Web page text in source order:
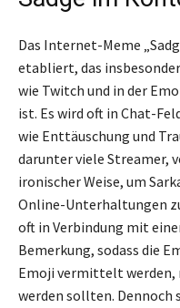
Das Internet-Meme
etabliert, das
wie Twitch und in der
ist. Es wird oft in Chat-
wie Enttäuschung und
darunter viele Streamer,
ironischer Weise, um
Online-Unterhaltungen
oft in Verbindung mit
Bemerkung, sodass die
Emoji vermittelt
werden sollten. Dennoch